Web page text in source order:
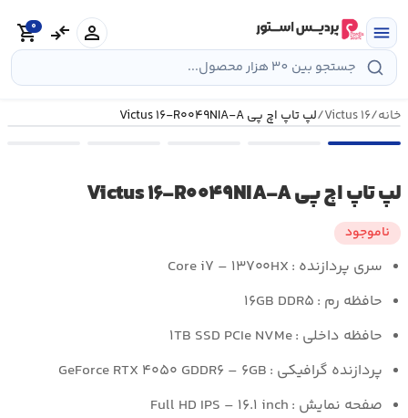
به
محتوا
menu
person
compare_arrows
shopping_cart
0
خانه/Victus ۱۶/لپ تاپ اچ پی Victus ۱۶-R۰۰۴۹NIA-A
لپ تاپ اچ پی Victus ۱۶-R۰۰۴۹NIA-A
ناموجود
سری پردازنده : Core i۷ – ۱۳۷۰۰HX
حافظه رم : ۱۶GB DDR۵
حافظه داخلی :۱TB SSD PCIe NVMe
پردازنده گرافیکی : GeForce RTX ۴۰۵۰ GDDR۶ – ۶GB
صفحه نمایش : Full HD IPS – ۱۶.۱ inch